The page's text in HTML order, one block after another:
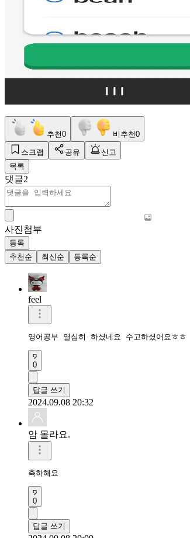
추천0 비추천0
스크랩 공유
신고
목록
댓글2
사진첨부
등록
추천순
최신순 등록순
feel
영어공부 열심히 하셨네요 수고하셨어요ㅎㅎ
0
답글 쓰기
2024.09.08 20:32
암 몰라요.
축하해요
0
답글 쓰기